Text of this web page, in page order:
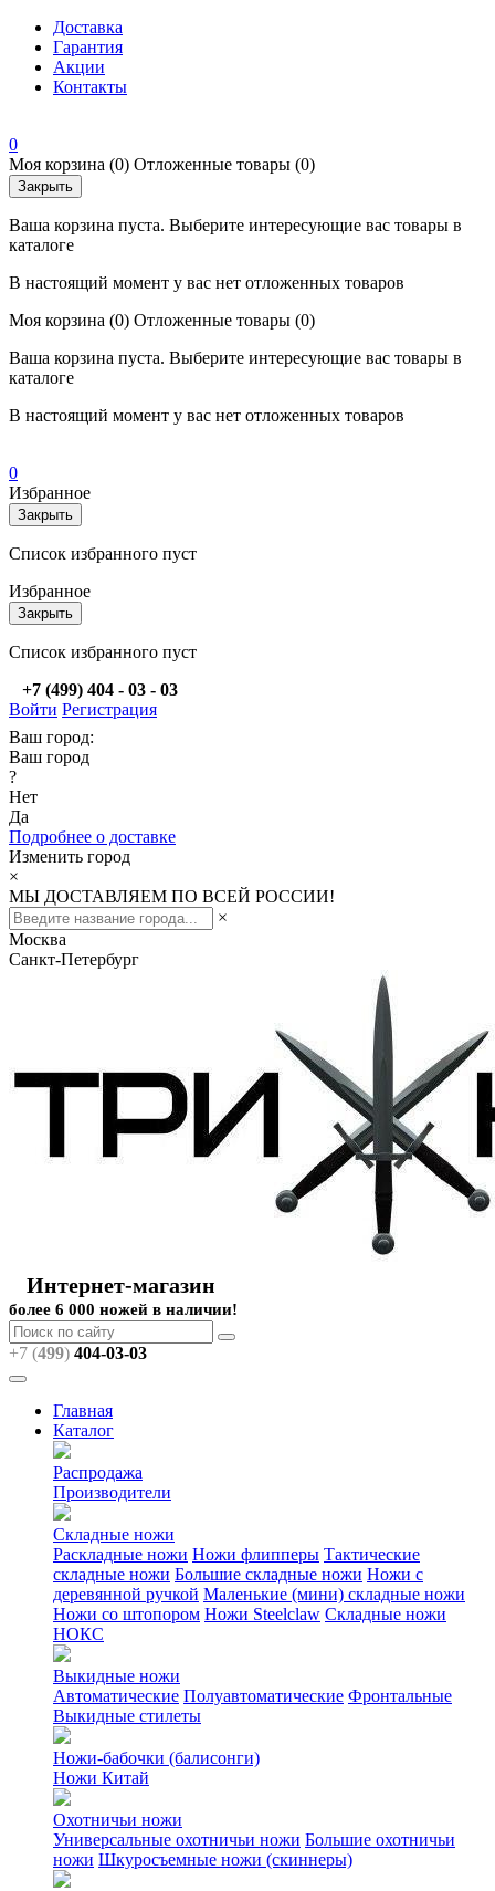
Доставка
Гарантия
Акции
Контакты
0
Моя корзина (0) Отложенные товары (0)
Закрыть
Ваша корзина пуста. Выберите интересующие вас товары в
каталоге
В настоящий момент у вас нет отложенных товаров
Моя корзина (0) Отложенные товары (0)
Ваша корзина пуста. Выберите интересующие вас товары в
каталоге
В настоящий момент у вас нет отложенных товаров
0
Избранное
Закрыть
Список избранного пуст
Избранное
Закрыть
Список избранного пуст
+7 (499) 404 - 03 - 03
Войти Регистрация
Ваш город:
Ваш город
?
Нет
Да
Подробнее о доставке
Изменить город
×
МЫ ДОСТАВЛЯЕМ ПО ВСЕЙ РОССИИ!
×
Москва
Санкт-Петербург
Интернет-магазин
более 6 000 ножей в наличии!
+7 (499) 404-03-03
Главная
Каталог
Распродажа
Производители
Складные ножи
Раскладные ножи Ножи флипперы Тактические
складные ножи Большие складные ножи Ножи с
деревянной ручкой Маленькие (мини) складные ножи
Ножи со штопором Ножи Steelclaw Складные ножи
НОКС
Выкидные ножи
Автоматические Полуавтоматические Фронтальные
Выкидные стилеты
Ножи-бабочки (балисонги)
Ножи Китай
Охотничьи ножи
Универсальные охотничьи ножи Большие охотничьи
ножи Шкуросъемные ножи (скиннеры)